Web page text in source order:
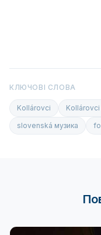
КЛЮЧОВІ СЛОВА
Kollárovci Kollárovci
slovenská музика